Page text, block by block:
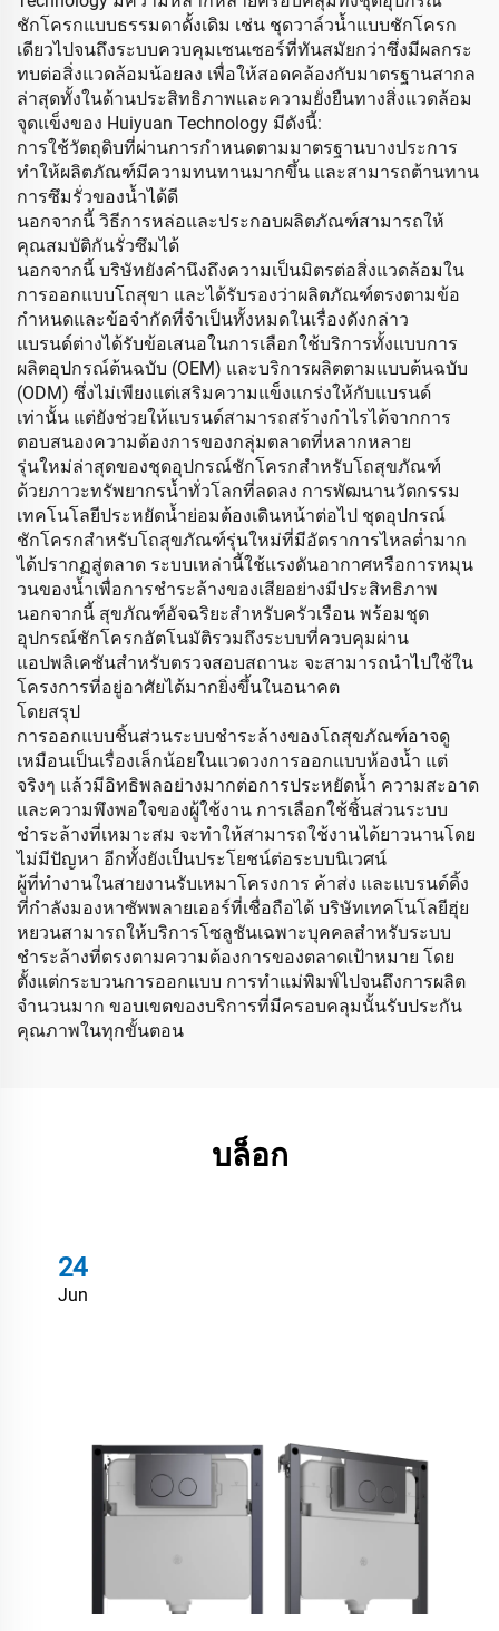
ชักโครกแบบธรรมดาดั้งเดิม เช่น ชุดวาล์วน้ำแบบชักโครก
เดียวไปจนถึงระบบควบคุมเซนเซอร์ที่ทันสมัยกว่าซึ่งมีผลกระ
ทบต่อสิ่งแวดล้อมน้อยลง เพื่อให้สอดคล้องกับมาตรฐานสากล
ล่าสุดทั้งในด้านประสิทธิภาพและความยั่งยืนทางสิ่งแวดล้อม
จุดแข็งของ Huiyuan Technology มีดังนี้:
การใช้วัตถุดิบที่ผ่านการกำหนดตามมาตรฐานบางประการ
ทำให้ผลิตภัณฑ์มีความทนทานมากขึ้น และสามารถต้านทาน
การซึมรั่วของน้ำได้ดี
นอกจากนี้ วิธีการหล่อและประกอบผลิตภัณฑ์สามารถให้
คุณสมบัติกันรั่วซึมได้
นอกจากนี้ บริษัทยังคำนึงถึงความเป็นมิตรต่อสิ่งแวดล้อมใน
การออกแบบโถสุขา และได้รับรองว่าผลิตภัณฑ์ตรงตามข้อ
กำหนดและข้อจำกัดที่จำเป็นทั้งหมดในเรื่องดังกล่าว
แบรนด์ต่างได้รับข้อเสนอในการเลือกใช้บริการทั้งแบบการ
ผลิตอุปกรณ์ต้นฉบับ (OEM) และบริการผลิตตามแบบต้นฉบับ
(ODM) ซึ่งไม่เพียงแต่เสริมความแข็งแกร่งให้กับแบรนด์
เท่านั้น แต่ยังช่วยให้แบรนด์สามารถสร้างกำไรได้จากการ
ตอบสนองความต้องการของกลุ่มตลาดที่หลากหลาย
รุ่นใหม่ล่าสุดของชุดอุปกรณ์ชักโครกสำหรับโถสุขภัณฑ์
ด้วยภาวะทรัพยากรน้ำทั่วโลกที่ลดลง การพัฒนานวัตกรรม
เทคโนโลยีประหยัดน้ำย่อมต้องเดินหน้าต่อไป ชุดอุปกรณ์
ชักโครกสำหรับโถสุขภัณฑ์รุ่นใหม่ที่มีอัตราการไหลต่ำมาก
ได้ปรากฏสู่ตลาด ระบบเหล่านี้ใช้แรงดันอากาศหรือการหมุน
วนของน้ำเพื่อการชำระล้างของเสียอย่างมีประสิทธิภาพ
นอกจากนี้ สุขภัณฑ์อัจฉริยะสำหรับครัวเรือน พร้อมชุด
อุปกรณ์ชักโครกอัตโนมัติรวมถึงระบบที่ควบคุมผ่าน
แอปพลิเคชันสำหรับตรวจสอบสถานะ จะสามารถนำไปใช้ใน
โครงการที่อยู่อาศัยได้มากยิ่งขึ้นในอนาคต
โดยสรุป
การออกแบบชิ้นส่วนระบบชำระล้างของโถสุขภัณฑ์อาจดู
เหมือนเป็นเรื่องเล็กน้อยในแวดวงการออกแบบห้องน้ำ แต่
จริงๆ แล้วมีอิทธิพลอย่างมากต่อการประหยัดน้ำ ความสะอาด
และความพึงพอใจของผู้ใช้งาน การเลือกใช้ชิ้นส่วนระบบ
ชำระล้างที่เหมาะสม จะทำให้สามารถใช้งานได้ยาวนานโดย
ไม่มีปัญหา อีกทั้งยังเป็นประโยชน์ต่อระบบนิเวศน์
ผู้ที่ทำงานในสายงานรับเหมาโครงการ ค้าส่ง และแบรนด์ดิ้ง
ที่กำลังมองหาซัพพลายเออร์ที่เชื่อถือได้ บริษัทเทคโนโลยีฮุ่ย
หยวนสามารถให้บริการโซลูชันเฉพาะบุคคลสำหรับระบบ
ชำระล้างที่ตรงตามความต้องการของตลาดเป้าหมาย โดย
ตั้งแต่กระบวนการออกแบบ การทำแม่พิมพ์ไปจนถึงการผลิต
จำนวนมาก ขอบเขตของบริการที่มีครอบคลุมนั้นรับประกัน
คุณภาพในทุกขั้นตอน
บล็อก
24
Jun